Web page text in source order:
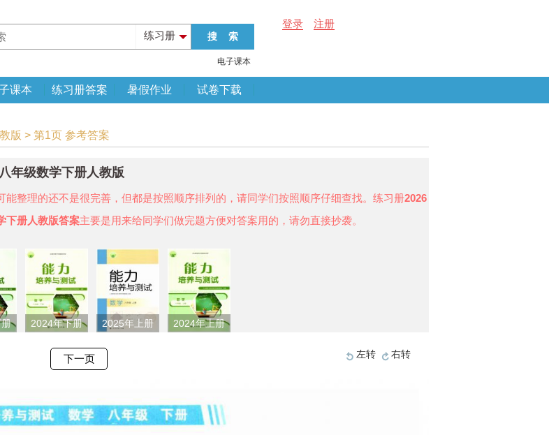
练习册
电子课本
登录 注册
课本 练习册答案 暑假作业 试卷下载
版 > 第1页 参考答案
年级数学下册人教版
能整理的还不是很完善，但都是按照顺序排列的，请同学们按照顺序仔细查找。练习册2026
下册人教版答案主要是用来给同学们做完题方便对答案用的，请勿直接抄袭。
2024年下册 2025年上册 2024年上册
下一页 左转 右转